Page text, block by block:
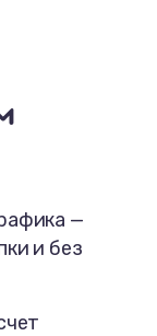
—
и без